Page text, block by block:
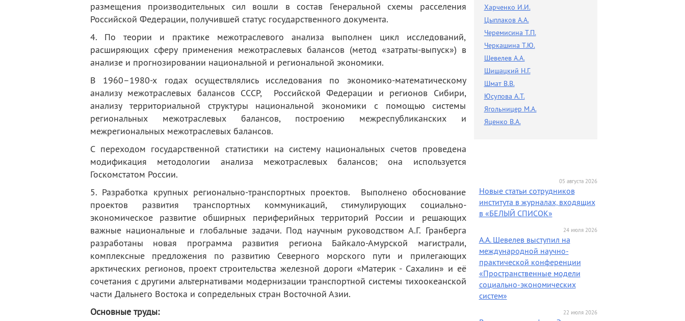
размещения производительных сил вошли в состав Генеральной схемы расселения
Российской Федерации, получившей статус государственного документа.
4. По теории и практике межотраслевого анализа выполнен цикл исследований,
расширяющих сферу применения межотраслевых балансов (метод «затраты-выпуск») в
анализе и прогнозировании национальной и региональной экономики.
В 1960–1980-х годах осуществлялись исследования по экономико-математическому
анализу межотраслевых балансов СССР, Российской Федерации и регионов Сибири,
анализу территориальной структуры национальной экономики с помощью системы
региональных межотраслевых балансов, построению межреспубликанских и
межрегиональных межотраслевых балансов.
С переходом государственной статистики на систему национальных счетов проведена
модификация методологии анализа межотраслевых балансов; она используется
Госкомстатом России.
5. Разработка крупных регионально-транспортных проектов. Выполнено обоснование
проектов развития транспортных коммуникаций, стимулирующих социально-
экономическое развитие обширных периферийных территорий России и решающих
важные национальные и глобальные задачи. Под научным руководством А.Г. Гранберга
разработаны новая программа развития региона Байкало-Амурской магистрали,
комплексные предложения по развитию Северного морского пути и прилегающих
арктических регионов, проект строительства железной дороги «Материк - Сахалин» и её
сочетания с другими альтернативами модернизации транспортной системы тихоокеанской
части Дальнего Востока и сопредельных стран Восточной Азии.
Основные труды:
Харченко И.И.
Цыплаков А.А.
Черемисина Т.П.
Черкашина Т.Ю.
Шевелев А.А.
Шишацкий Н.Г.
Шмат В.В.
Юсупова А.Т.
Ягольницер М.А.
Яценко В.А.
05 августа 2026
Новые статьи сотрудников
института в журналах, входящих
в «БЕЛЫЙ СПИСОК»
24 июля 2026
А.А. Шевелев выступил на
международной научно-
практической конференции
«Пространственные модели
социально-экономических
систем»
22 июля 2026